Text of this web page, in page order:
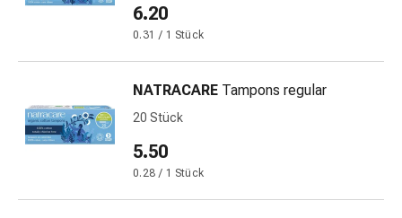
Migräne
Muskel-
Schmerzmittel
Schmerztherapie
Kühlen
Wärmen
&
6.20
0.31 / 1 Stück
NATRACARE Tampons regular
20 Stück
5.50
0.28 / 1 Stück